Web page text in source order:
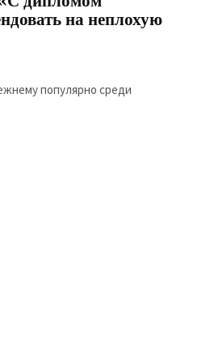
на неплохую
популярно среди